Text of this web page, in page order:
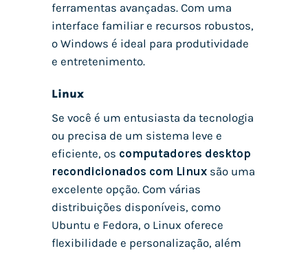
ferramentas avançadas. Com uma
interface familiar e recursos robustos,
o Windows é ideal para produtividade
e entretenimento.
Linux
Se você é um entusiasta da tecnologia
ou precisa de um sistema leve e
eficiente, os computadores desktop
recondicionados com Linux são uma
excelente opção. Com várias
distribuições disponíveis, como
Ubuntu e Fedora, o Linux oferece
flexibilidade e personalização, além